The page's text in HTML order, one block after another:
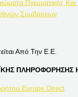
Πνευματικής
Συμβάσεων
Από Την Ε.Ε.
ΠΛΗΡΟΦΟΡΗΣΗΣ
Europe Direct